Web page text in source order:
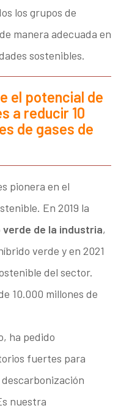
los grupos de
manera adecuada en
sostenibles.
el potencial de
a reducir 10
de gases de
pionera en el
En 2019 la
verde de la industria,
verde y en 2021
del sector.
10.000 millones de
ha pedido
fuertes para
nuestra